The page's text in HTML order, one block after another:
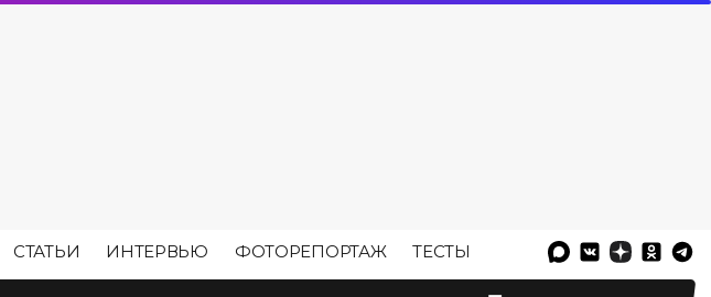
СТАТЬИ ИНТЕРВЬЮ ФОТОРЕПОРТАЖ ТЕСТЫ